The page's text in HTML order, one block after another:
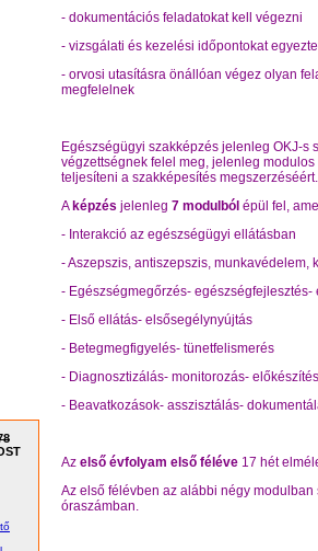
- dokumentációs feladatokat kell végezni
- vizsgálati és kezelési időpontokat
- orvosi utasításra önállóan végez olyan
megfelelnek
Egészségügyi szakképzés jelenleg OKJ-s
végzettségnek felel meg, jelenleg
teljesíteni a szakképesítés megszerzéséért.
A képzés jelenleg 7 modulból épül fel,
- Interakció az egészségügyi ellátásban
- Aszepszis, antiszepszis, munkavédelem,
- Egészségmegőrzés- egészségfejlesztés-
- Első ellátás- elsősegélynyújtás
- Betegmegfigyelés- tünetfelismerés
- Diagnosztizálás- monitorozás- előkészítés
- Beavatkozások- asszisztálás-
Az első évfolyam első féléve 17 hét
Az első félévben az alábbi négy
óraszámban.